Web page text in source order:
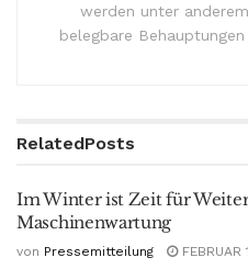
werden unter
belegbare
RelatedPosts
Im Winter ist Zeit für
Maschinenwartung
von Pressemitteilung FEBRUAR